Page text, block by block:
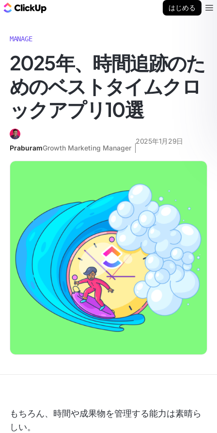
はじめる
MANAGE
2025年、時間追跡のた
めのベストタイムクロ
ックアプリ10選
PraburamGrowth Marketing Manager
2025年1月29日
もちろん、時間や成果物を管理する能力は素晴ら
しい。